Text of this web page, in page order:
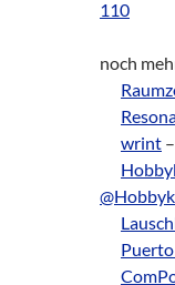
110
noch
wrint